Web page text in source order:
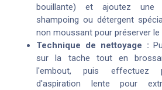
bouillante) et ajoutez une
shampoing ou détergent
non moussant pour préserver le
Technique de nettoyage :
sur la tache tout en
l'embout, puis effectuez
d'aspiration lente pour